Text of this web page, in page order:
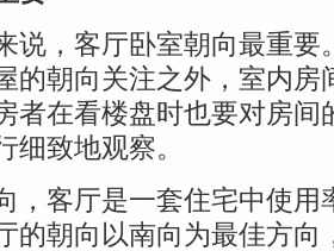
说，客厅卧室朝向最重要
的朝向关注之外，室内房
者在看楼盘时也要对房间
细致地观察。
，客厅是一套住宅中使用
的朝向以南向为最佳方向